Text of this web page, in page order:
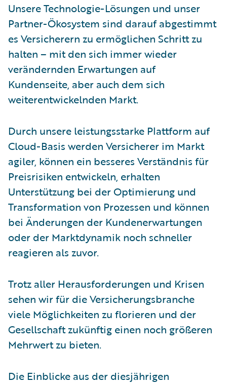
Unsere Technologie-Lösungen und unser
Partner-Ökosystem sind darauf abgestimmt
es Versicherern zu ermöglichen Schritt zu
halten – mit den sich immer wieder
verändernden Erwartungen auf
Kundenseite, aber auch dem sich
weiterentwickelnden Markt.
Durch unsere leistungsstarke Plattform auf
Cloud-Basis werden Versicherer im Markt
agiler, können ein besseres Verständnis für
Preisrisiken entwickeln, erhalten
Unterstützung bei der Optimierung und
Transformation von Prozessen und können
bei Änderungen der Kundenerwartungen
oder der Marktdynamik noch schneller
reagieren als zuvor.
Trotz aller Herausforderungen und Krisen
sehen wir für die Versicherungsbranche
viele Möglichkeiten zu florieren und der
Gesellschaft zukünftig einen noch größeren
Mehrwert zu bieten.
Die Einblicke aus der diesjährigen